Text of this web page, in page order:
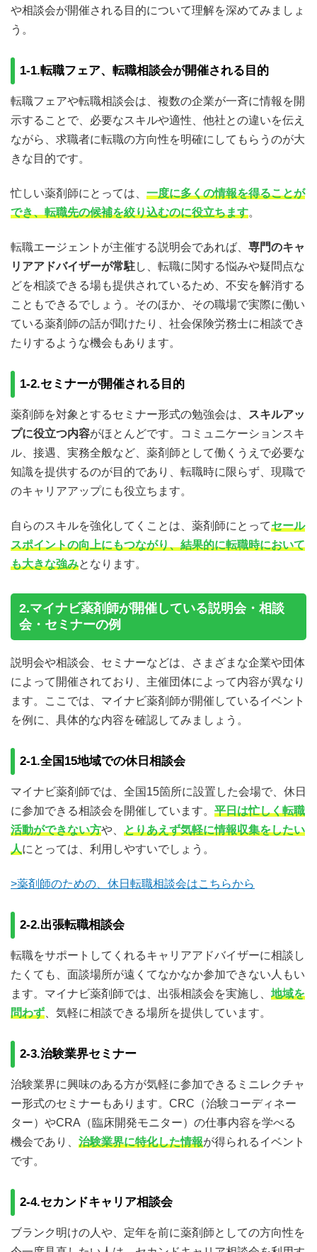
5-1.マイナビ薬剤師が開催しているセミナーはこちらか
ら
や相談会が開催される目的について理解を深めてみましょ
う。
1-1.転職フェア、転職相談会が開催される目的
転職フェアや転職相談会は、複数の企業が一斉に情報を開
示することで、必要なスキルや適性、他社との違いを伝え
ながら、求職者に転職の方向性を明確にしてもらうのが大
きな目的です。
忙しい薬剤師にとっては、 一度に多くの情報を得ることが
でき、転職先の候補を絞り込むのに役立ちます。
転職エージェントが主催する説明会であれば、 専門のキャ
リアアドバイザーが常駐し、転職に関する悩みや疑問点な
どを相談できる場も提供されているため、不安を解消する
こともできるでしょう。そのほか、その職場で実際に働い
ている薬剤師の話が聞けたり、社会保険労務士に相談でき
たりするような機会もあります。
1-2.セミナーが開催される目的
薬剤師を対象とするセミナー形式の勉強会は、
スキルアッ
プに役立つ内容がほとんどです。コミュニケーションスキ
ル、接遇、実務全般など、薬剤師として働くうえで必要な
知識を提供するのが目的であり、転職時に限らず、現職で
のキャリアアップにも役立ちます。
自らのスキルを強化してくことは、薬剤師にとってセール
スポイントの向上にもつながり、結果的に転職時において
も大きな強みとなります。
2.マイナビ薬剤師が開催している説明会・相談
会・セミナーの例
説明会や相談会、セミナーなどは、さまざまな企業や団体
によって開催されており、主催団体によって内容が異なり
ます。ここでは、マイナビ薬剤師が開催しているイベント
を例に、具体的な内容を確認してみましょう。
2-1.全国15地域での休日相談会
マイナビ薬剤師では、全国15箇所に設置した会場で、休日
に参加できる相談会を開催しています。 平日は忙しく転職
活動ができない方や、 とりあえず気軽に情報収集をしたい
人にとっては、利用しやすいでしょう。
>薬剤師のための、休日転職相談会はこちらから
2-2.出張転職相談会
転職をサポートしてくれるキャリアアドバイザーに相談し
たくても、面談場所が遠くてなかなか参加できない人もい
ます。マイナビ薬剤師では、出張相談会を実施し、 地域を
問わず 、気軽に相談できる場所を提供しています。
2-3.治験業界セミナー
治験業界に興味のある方が気軽に参加できるミニレクチャ
ー形式のセミナーもあります。CRC（治験コーディネー
ター）やCRA（臨床開発モニター）の仕事内容を学べる
機会であり、 治験業界に特化した情報が得られるイベント
です。
2-4.セカンドキャリア相談会
ブランク明けの人や、定年を前に薬剤師としての方向性を